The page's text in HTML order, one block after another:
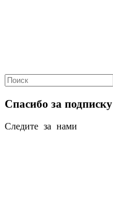
Спасибо за подписку
Следите за нами